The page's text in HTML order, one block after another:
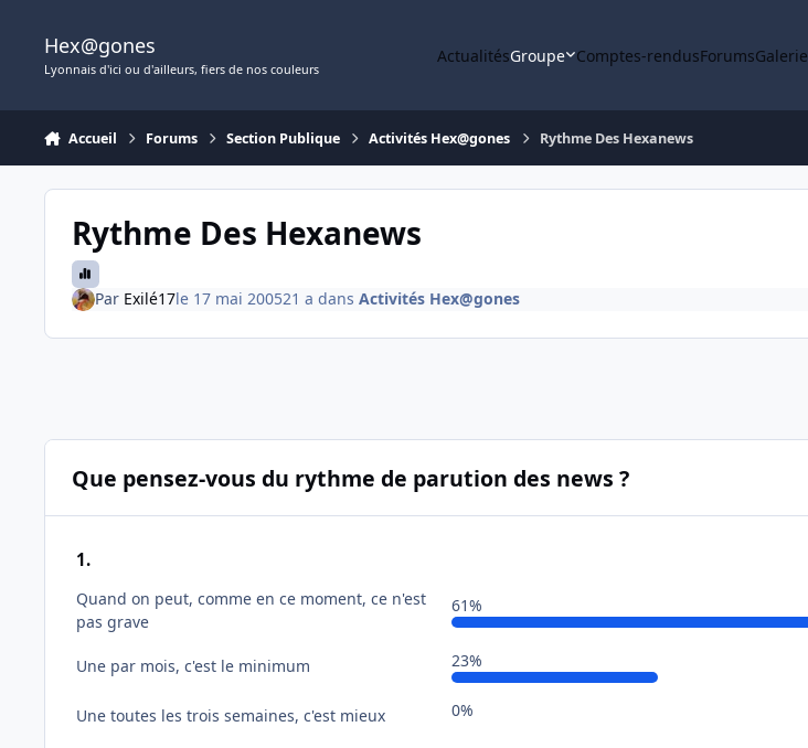
Hex@gones
Lyonnais d'ici ou d'ailleurs, fiers de nos couleurs
ActualitésGroupe Comptes-rendusForumsGalerie
Accueil Forums Section Publique Activités Hex@gones Rythme Des Hexanews
Rythme Des Hexanews
Par Exilé17le 17 mai 200521 a dans Activités Hex@gones
Que pensez-vous du rythme de parution des news ?
1.
Quand on peut, comme en ce moment, ce n'est
pas grave
61%
Une par mois, c'est le minimum 23%
Une toutes les trois semaines, c'est mieux 0%